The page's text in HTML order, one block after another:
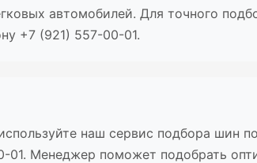
автомобилей. Для точного
+7 (921) 557-00-01.
наш сервис подбора шин
Менеджер поможет подобрать